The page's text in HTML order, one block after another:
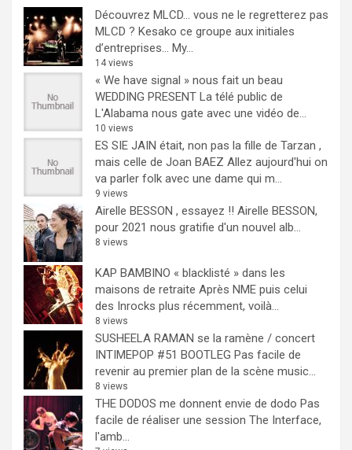
Découvrez MLCD… vous ne le regretterez pas
MLCD ? Kesako ce groupe aux initiales
d’entreprises… My...
14 views
« We have signal » nous fait un beau
WEDDING PRESENT La télé public de
L'Alabama nous gate avec une vidéo de...
10 views
ES SIE JAIN était, non pas la fille de Tarzan ,
mais celle de Joan BAEZ Allez aujourd'hui on
va parler folk avec une dame qui m...
9 views
Airelle BESSON , essayez !! Airelle BESSON,
pour 2021 nous gratifie d'un nouvel alb...
8 views
KAP BAMBINO « blacklisté » dans les
maisons de retraite Après NME puis celui
des Inrocks plus récemment, voilà...
8 views
SUSHEELA RAMAN se la ramène / concert
INTIMEPOP #51 BOOTLEG Pas facile de
revenir au premier plan de la scène music...
8 views
THE DODOS me donnent envie de dodo Pas
facile de réaliser une session The Interface,
l'amb...